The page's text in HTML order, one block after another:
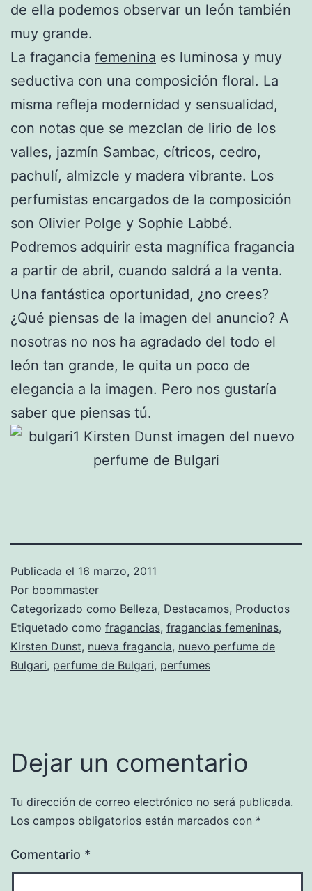
de ella podemos observar un león también
muy grande.
La fragancia femenina es luminosa y muy
seductiva con una composición floral. La
misma refleja modernidad y sensualidad,
con notas que se mezclan de lirio de los
valles, jazmín Sambac, cítricos, cedro,
pachulí, almizcle y madera vibrante. Los
perfumistas encargados de la composición
son Olivier Polge y Sophie Labbé.
Podremos adquirir esta magnífica fragancia
a partir de abril, cuando saldrá a la venta.
Una fantástica oportunidad, ¿no crees?
¿Qué piensas de la imagen del anuncio? A
nosotras no nos ha agradado del todo el
león tan grande, le quita un poco de
elegancia a la imagen. Pero nos gustaría
saber que piensas tú.
Publicada el 16 marzo, 2011
Por boommaster
Categorizado como Belleza, Destacamos, Productos
Etiquetado como fragancias, fragancias femeninas,
Kirsten Dunst, nueva fragancia, nuevo perfume de
Bulgari, perfume de Bulgari, perfumes
Dejar un comentario
Tu dirección de correo electrónico no será publicada.
Los campos obligatorios están marcados con *
Comentario *